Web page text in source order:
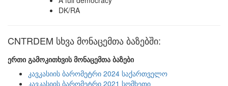
DK/RA
CNTRDEM სხვა მონაცემთა ბაზებში:
ერთი გამოკითხვის მონაცემთა ბაზები
კავკასიის ბარომეტრი 2024 საქართველო
კავკასიის ბარომეტრი 2021 სომხეთი